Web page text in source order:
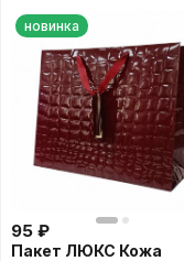
новинка
95 ₽
Пакет ЛЮКС Кожа